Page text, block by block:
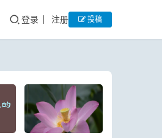
登录 注册 投稿